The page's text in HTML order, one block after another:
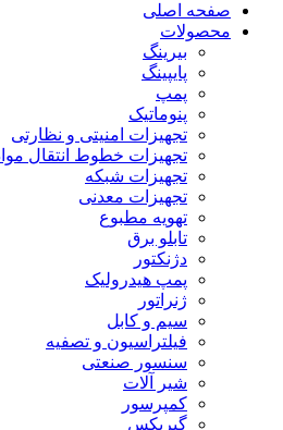
صفحه اصلی
محصولات
بیرینگ
پایپینگ
پمپ
پنوماتیک
تجهیزات امنیتی و نظارتی
تجهیزات خطوط انتقال
تجهیزات شبکه
تجهیزات معدنی
تهویه مطبوع
تابلو برق
دژنکتور
پمپ هیدرولیک
ژنراتور
سیم و کابل
فیلتراسیون و تصفیه
سنسور صنعتی
شیر آلات
کمپرسور
گیربکس